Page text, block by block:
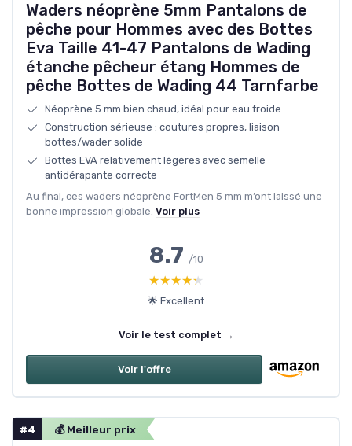
Waders néoprène 5mm Pantalons de
pêche pour Hommes avec des Bottes
Eva Taille 41-47 Pantalons de Wading
étanche pêcheur étang Hommes de
pêche Bottes de Wading 44 Tarnfarbe
Néoprène 5 mm bien chaud, idéal pour eau froide
Construction sérieuse : coutures propres, liaison
bottes/wader solide
Bottes EVA relativement légères avec semelle
antidérapante correcte
Au final, ces waders néoprène FortMen 5 mm m’ont laissé une
bonne impression globale. Voir plus
8.7 /10
★★★★★
★★★★★
🌟 Excellent
Voir le test complet →
Voir l'offre
#4 💰 Meilleur prix